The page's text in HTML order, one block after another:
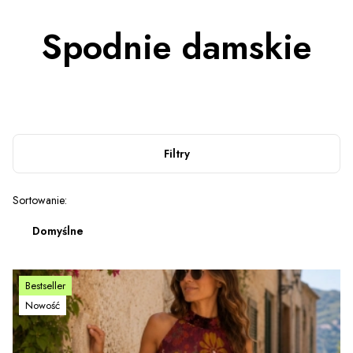
Spodnie damskie
Filtry
Lista produktów
Sortowanie:
Domyślne
Bestseller
Nowość